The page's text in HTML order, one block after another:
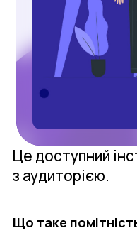
Це доступний
з аудиторією.
Що таке